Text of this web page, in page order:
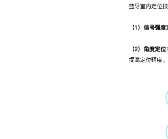
蓝牙室内定位
（1）信号强度
（2）角度定位：
提高定位精度。